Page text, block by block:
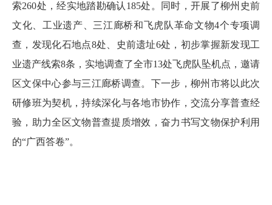
索260处，经实地踏勘确认185处。同时，开展了柳州史前
文化、工业遗产、三江廊桥和飞虎队革命文物4个专项调
查，发现化石地点8处、史前遗址6处，初步掌握新发现工
业遗产线索8条，实地调查了全市13处飞虎队坠机点，邀请
区文保中心参与三江廊桥调查。下一步，柳州市将以此次
研修班为契机，持续深化与各地市协作，交流分享普查经
验，助力全区文物普查提质增效，奋力书写文物保护利用
的“广西答卷”。